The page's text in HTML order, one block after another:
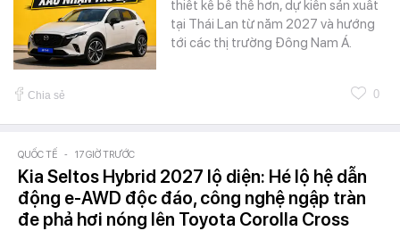
thiết kế bề thế hơn, dự kiến sản xuất
tại Thái Lan từ năm 2027 và hướng
tới các thị trường Đông Nam Á.
Chia sẻ 0
QUỐC TẾ - 17 GIỜ TRƯỚC
Kia Seltos Hybrid 2027 lộ diện: Hé lộ hệ dẫn
động e-AWD độc đáo, công nghệ ngập tràn
đe phả hơi nóng lên Toyota Corolla Cross